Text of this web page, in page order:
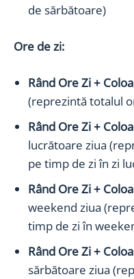
de sărbătoare)
Ore de zi:
Rând Ore Zi +
(reprezintă totalul
Rând Ore Zi +
lucrătoare ziua
pe timp de zi în zi
Rând Ore Zi +
weekend ziua
timp de zi în
Rând Ore Zi +
sărbătoare ziua